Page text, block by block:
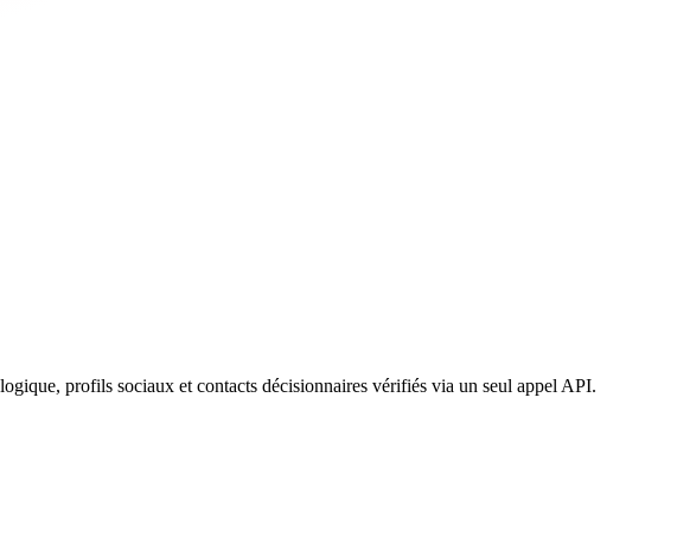
profils sociaux et contacts décisionnaires vérifiés via un seul appel API.